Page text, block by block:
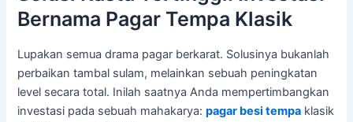
Bernama Pagar Tempa Klasik
Lupakan semua drama pagar berkarat. Solusinya bukanlah
perbaikan tambal sulam, melainkan sebuah peningkatan
level secara total. Inilah saatnya Anda mempertimbangkan
investasi pada sebuah mahakarya:pagar besi tempa klasik